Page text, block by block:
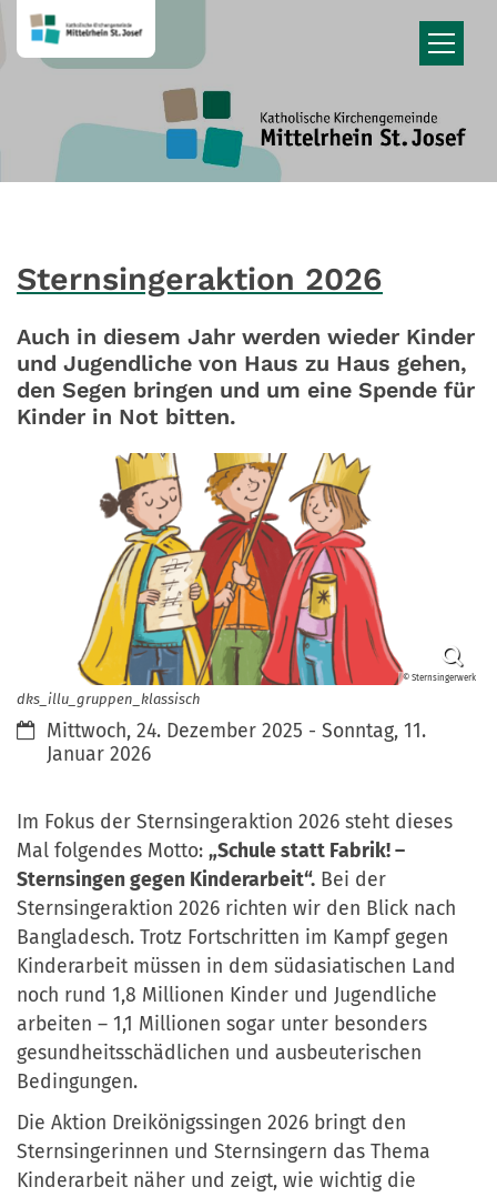
Zum Inhalt springen
Sternsingeraktion 2026
Auch in diesem Jahr werden wieder Kinder
und Jugendliche von Haus zu Haus gehen,
den Segen bringen und um eine Spende für
Kinder in Not bitten.
© Sternsingerwerk
dks_illu_gruppen_klassisch
Datum:Mittwoch, 24. Dezember 2025 - Sonntag, 11.
Januar 2026
Im Fokus der Sternsingeraktion 2026 steht dieses
Mal folgendes Motto: „Schule statt Fabrik! –
Sternsingen gegen Kinderarbeit“. Bei der
Sternsingeraktion 2026 richten wir den Blick nach
Bangladesch. Trotz Fortschritten im Kampf gegen
Kinderarbeit müssen in dem südasiatischen Land
noch rund 1,8 Millionen Kinder und Jugendliche
arbeiten – 1,1 Millionen sogar unter besonders
gesundheitsschädlichen und ausbeuterischen
Bedingungen.
Die Aktion Dreikönigssingen 2026 bringt den
Sternsingerinnen und Sternsingern das Thema
Kinderarbeit näher und zeigt, wie wichtig die